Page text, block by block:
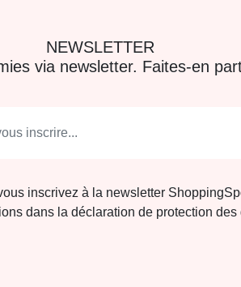
NEWSLETTER
via newsletter. Faites-en
inscrivez à la newsletter
dans la déclaration de protection des